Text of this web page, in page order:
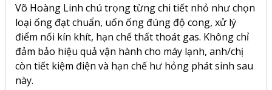
Võ Hoàng Linh chú trọng từng chi tiết nhỏ như chọn
loại ống đạt chuẩn, uốn ống đúng độ cong, xử lý
điểm nối kín khít, hạn chế thất thoát gas. Không chỉ
đảm bảo hiệu quả vận hành cho máy lạnh, anh/chị
còn tiết kiệm điện và hạn chế hư hỏng phát sinh sau
này.